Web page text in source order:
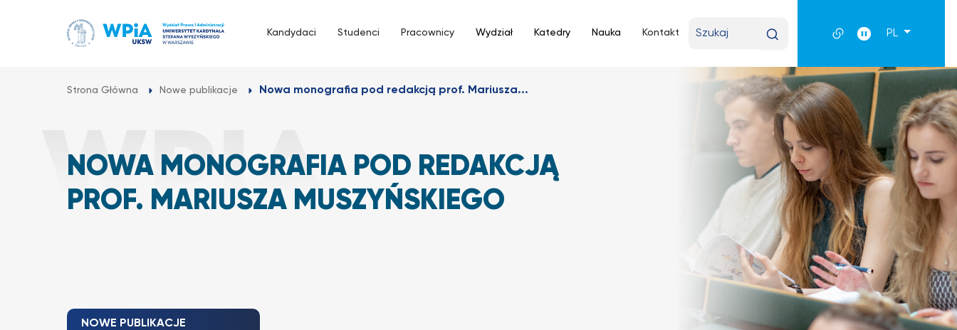
Kandydaci Studenci Pracownicy Wydział Katedry Nauka Kontakt
wyszukiwaną
PL
Strona Główna Nowe publikacje Nowa monografia pod redakcją prof. Mariusza...
NOWA MONOGRAFIA POD REDAKCJĄ
PROF. MARIUSZA MUSZYŃSKIEGO
NOWE PUBLIKACJE